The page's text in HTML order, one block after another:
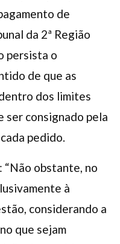
de
da 2ª Região
persista o
de que as
dos limites
ser consignado pela
pedido.
“Não obstante, no
à
considerando a
que sejam